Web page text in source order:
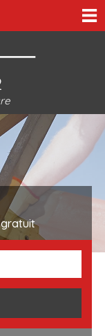
gratuit